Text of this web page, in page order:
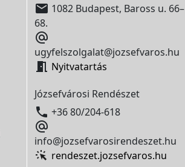
 1082 Budapest, Baross u. 66–
68.

ugyfelszolgalat@jozsefvaros.hu
 Nyitvatartás
Józsefvárosi Rendészet
 +36 80/204-618

info@jozsefvarosirendeszet.hu
rendeszet.jozsefvaros.hu